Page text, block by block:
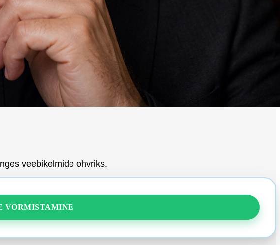
veebikelmide ohvriks.
VORMISTAMINE